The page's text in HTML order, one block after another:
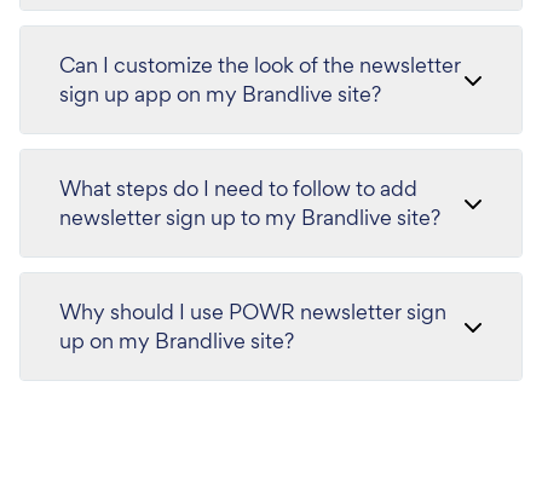
Can I customize the look of the newsletter
sign up app on my Brandlive site?
What steps do I need to follow to add
newsletter sign up to my Brandlive site?
Why should I use POWR newsletter sign
up on my Brandlive site?